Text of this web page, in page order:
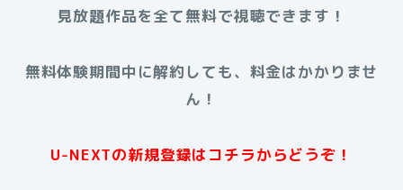
見放題作品を全て無料で視聴できます！
無料体験期間中に解約しても、料金はかかりませ
ん！
U-NEXTの新規登録はコチラからどうぞ！